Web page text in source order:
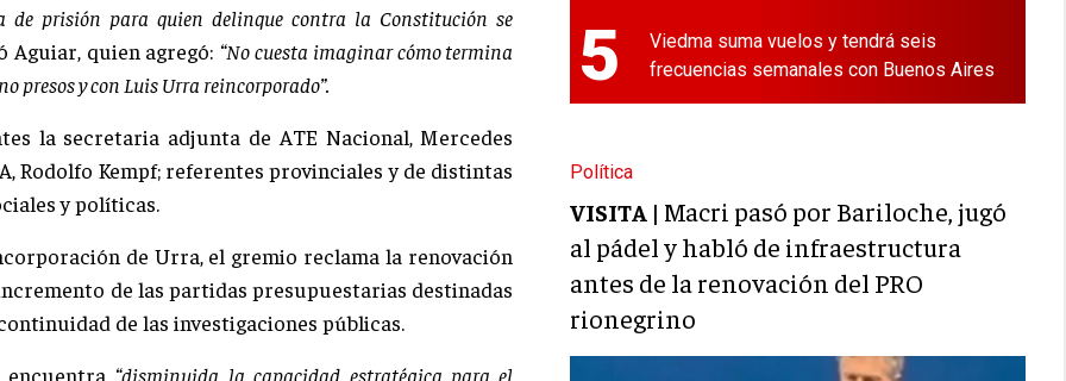
de prisión para quien delinque contra la Constitución se
Aguiar, quien agregó: “No cuesta imaginar cómo termina
presos y con Luis Urra reincorporado”.
la secretaria adjunta de ATE Nacional, Mercedes
Rodolfo Kempf; referentes provinciales y de distintas
y políticas.
de Urra, el gremio reclama la renovación
de las partidas presupuestarias destinadas
de las investigaciones públicas.
“disminuida la capacidad estratégica para el
5
Viedma suma vuelos y tendrá seis
frecuencias semanales con Buenos Aires
Política
VISITA | Macri pasó por Bariloche, jugó
al pádel y habló de infraestructura
antes de la renovación del PRO
rionegrino